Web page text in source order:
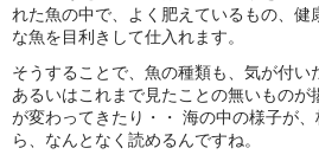
れた魚の中で、よく肥えているもの、健
な魚を目利きして仕入れます。
そうすることで、魚の種類も、気が付い
あるいはこれまで見たことの無いものが
が変わってきたり・・ 海の中の様子が
ら、なんとなく読めるんですね。